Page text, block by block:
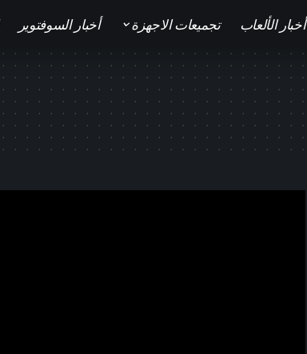
أخبار الألعاب تجميعات الاجهزة أخبار السوفتوير